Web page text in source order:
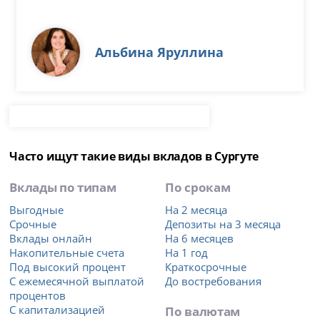
Альбина Яруллина
Часто ищут такие виды вкладов в Сургуте
Вклады по типам
Выгодные
Срочные
Вклады онлайн
Накопительные счета
Под высокий процент
С ежемесячной выплатой
процентов
С капитализацией
По срокам
На 2 месяца
Депозиты на 3 месяца
На 6 месяцев
На 1 год
Краткосрочные
До востребования
По валютам